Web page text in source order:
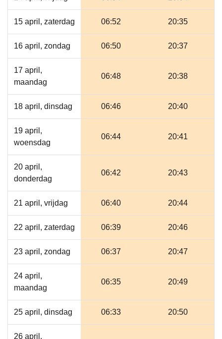
15 april, zaterdag 06:52 20:35
16 april, zondag 06:50 20:37
17 april,
maandag
06:48 20:38
18 april, dinsdag 06:46 20:40
19 april,
woensdag
06:44 20:41
20 april,
donderdag
06:42 20:43
21 april, vrijdag 06:40 20:44
22 april, zaterdag 06:39 20:46
23 april, zondag 06:37 20:47
24 april,
maandag
06:35 20:49
25 april, dinsdag 06:33 20:50
26 april,